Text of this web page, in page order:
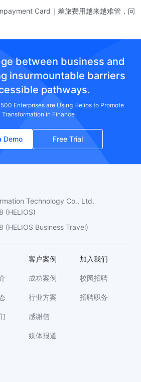
Card｜差旅费用越来越难管，问
between business and
insurmountable barriers
pathways.
Enterprises are Using Helios to Promote
Transformation in Finance
Demo Free Trial
Technology Co., Ltd.
(HELIOS)
(HELIOS Business Travel)
客户案例
成功案例
行业方案
感谢信
媒体报道
加入我们
校园招聘
招聘职务